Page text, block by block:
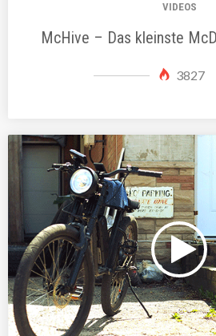
VIDEOS
McHive – Das kleinste
3827